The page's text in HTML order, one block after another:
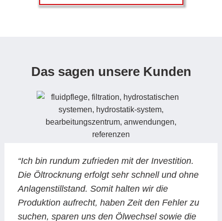
Das sagen unsere Kunden
“Ich bin rundum zufrieden mit der Investition.
Die Öltrocknung erfolgt sehr schnell und ohne
Anlagenstillstand. Somit halten wir die
Produktion aufrecht, haben Zeit den Fehler zu
suchen, sparen uns den Ölwechsel sowie die